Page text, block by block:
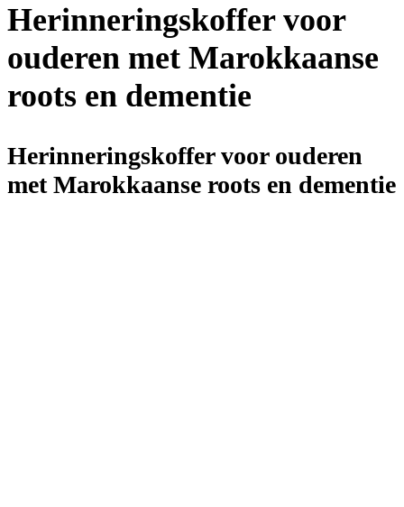
Herinneringskoffer voor
ouderen met Marokkaanse
roots en dementie
Herinneringskoffer voor ouderen
met Marokkaanse roots en dementie